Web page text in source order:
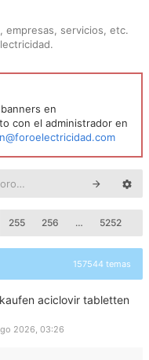
empresas, servicios, etc.
en
con el administrador en
255 256 … 5252
157544 temas
aciclovir tabletten
2026, 03:26